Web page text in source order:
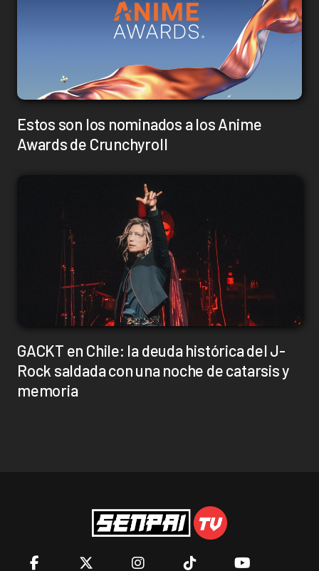
Estos son los nominados a los Anime
Awards de Crunchyroll
GACKT en Chile: la deuda histórica del J-
Rock saldada con una noche de catarsis y
memoria